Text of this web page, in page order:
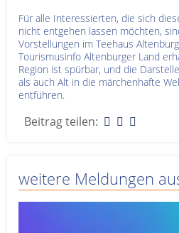
Für alle Interessierten, die sich
nicht entgehen lassen möchten,
Vorstellungen im Teehaus
Tourismusinfo Altenburger Land
Region ist spürbar, und die
als auch Alt in die märchenhafte
entführen.
Beitrag teilen:
weitere Meldungen